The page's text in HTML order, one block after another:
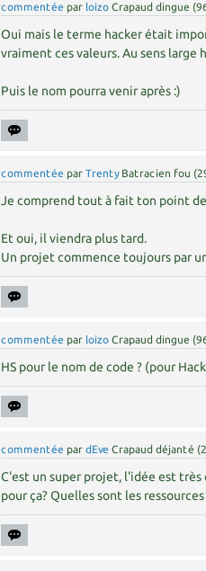
commentée par loizo Crapaud dingue (
Oui mais le terme hacker était
vraiment ces valeurs. Au sens large
Puis le nom pourra venir après :)
commentée parTrenty Batracien fou (
Je comprend tout à fait ton point
Et oui, il viendra plus tard.
Un projet commence toujours par
commentée par loizo Crapaud dingue (
HS pour le nom de code ? (pour
commentée pardEve Crapaud déjanté (
C'est un super projet, l'idée est
pour ça? Quelles sont les